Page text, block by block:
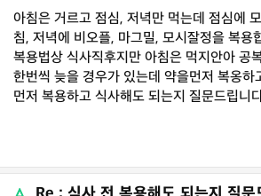
아침은 거르고 점심, 저녁만 먹는데 점심에
침, 저녁에 비오플, 마그밀, 모시잘정을 복용
복용법상 식사직후지만 아침은 먹지안아 공
한번씩 늦을 경우가 있는데 약을먼저 복옹하
먼저 복용하고 식사해도 되는지 질문드립니